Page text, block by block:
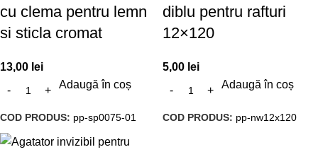
cu clema pentru lemn
si sticla cromat
13,00 lei
Adaugă în coș
COD PRODUS: pp-sp0075-01
diblu pentru rafturi
12×120
5,00 lei
Adaugă în coș
COD PRODUS: pp-nw12x120